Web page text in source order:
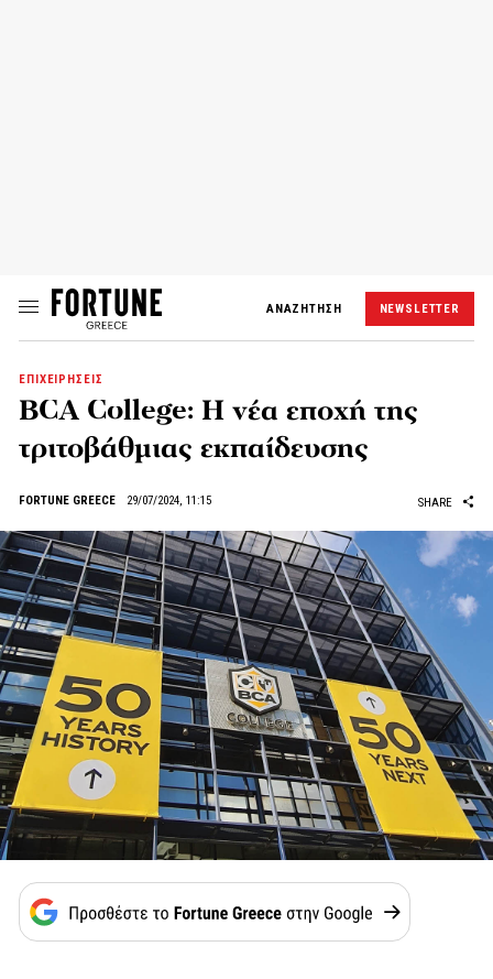
ΑΝΑΖΗΤΗΣΗ NEWSLETTER
ΕΠΙΧΕΙΡΗΣΕΙΣ
BCA College: Η νέα εποχή της
τριτοβάθμιας εκπαίδευσης
FORTUNE GREECE 29/07/2024, 11:15 SHARE